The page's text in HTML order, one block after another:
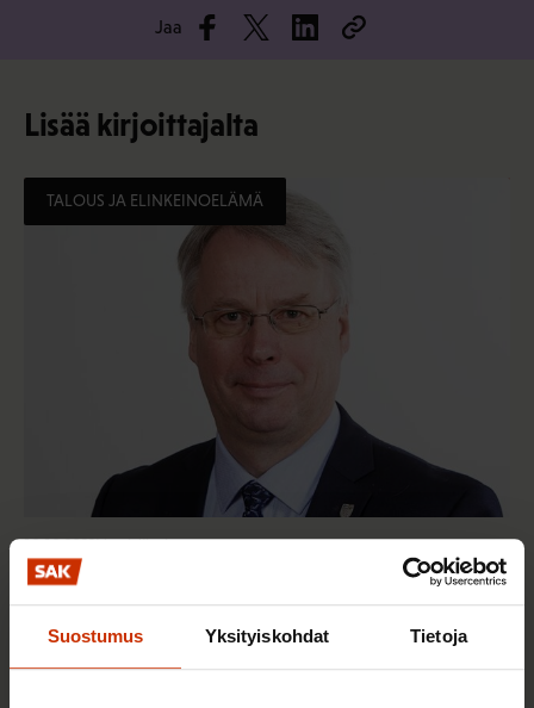
Suostumus Yksityiskohdat Tietoja
Jaa
Lisää kirjoittajalta
TALOUS JA ELINKEINOELÄMÄ
10.10.2022Harri Järvinen
Oppositio kurittaisi köyhimpiä kohtuuttomasti
TALOUS JA ELINKEINOELÄMÄ